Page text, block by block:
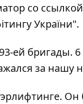
со ссылкой
України".
ей бригады.
за нашу